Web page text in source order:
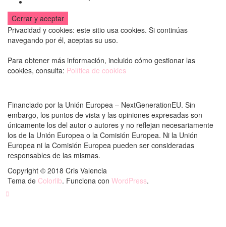
Privacidad y cookies: este sitio usa cookies. Si continúas
navegando por él, aceptas su uso.
Para obtener más información, incluido cómo gestionar las
cookies, consulta: Política de cookies
Financiado por la Unión Europea – NextGenerationEU. Sin
embargo, los puntos de vista y las opiniones expresadas son
únicamente los del autor o autores y no reflejan necesariamente
los de la Unión Europea o la Comisión Europea. Ni la Unión
Europea ni la Comisión Europea pueden ser consideradas
responsables de las mismas.
Copyright © 2018 Cris Valencia
Tema de Colorlib. Funciona con WordPress.